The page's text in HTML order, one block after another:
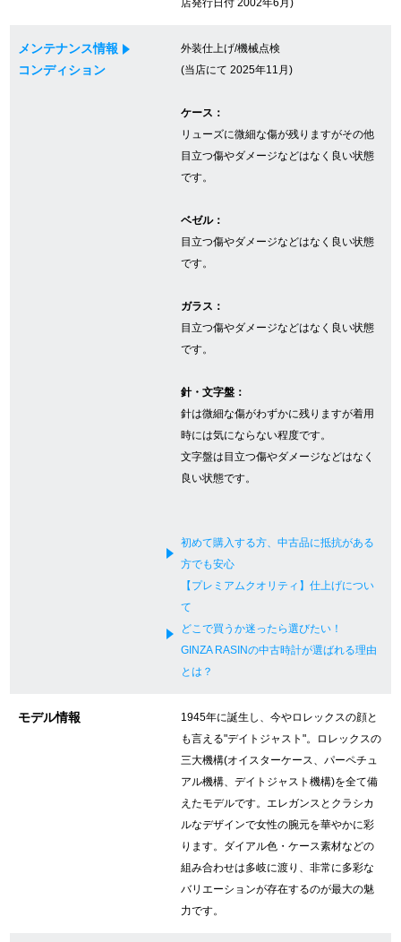
GINZA RASINについて
店舗情報
大阪心斎橋店
GINZA RASIN公式ブログ
買取ブログ
SNS・動画
For Overseas Customers
简体中文
한국어
メンテナンス情報
コンディション
外装仕上げ/機械点検
(当店にて 2025年11月)
ケース：
リューズに微細な傷が残りますがその他
目立つ傷やダメージなどはなく良い状態
です。
ベゼル：
目立つ傷やダメージなどはなく良い状態
です。
ガラス：
目立つ傷やダメージなどはなく良い状態
です。
針・文字盤：
針は微細な傷がわずかに残りますが着用
時には気にならない程度です。
文字盤は目立つ傷やダメージなどはなく
良い状態です。
初めて購入する方、中古品に抵抗がある
方でも安心
【プレミアムクオリティ】仕上げについ
て
どこで買うか迷ったら選びたい！
GINZA RASINの中古時計が選ばれる理由
とは？
モデル情報
1945年に誕生し、今やロレックスの顔と
も言える"デイトジャスト"。ロレックスの
三大機構(オイスターケース、パーペチュ
アル機構、デイトジャスト機構)を全て備
えたモデルです。エレガンスとクラシカ
ルなデザインで女性の腕元を華やかに彩
ります。ダイアル色・ケース素材などの
組み合わせは多岐に渡り、非常に多彩な
バリエーションが存在するのが最大の魅
力です。